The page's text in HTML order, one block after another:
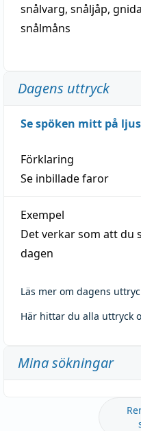
snålvarg, snåljåp,
snålmåns
Dagens uttryck
Se spöken mitt på
Förklaring
Se inbillade faror
Exempel
Det verkar som att du
dagen
Läs mer om dagens
Här hittar du alla uttryck
Mina sökningar